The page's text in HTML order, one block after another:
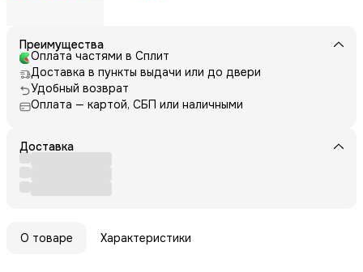
Преимущества
Оплата частями в Сплит
Доставка в пункты выдачи или до двери
Удобный возврат
Оплата — картой, СБП или наличными
Доставка
О товаре Характеристики